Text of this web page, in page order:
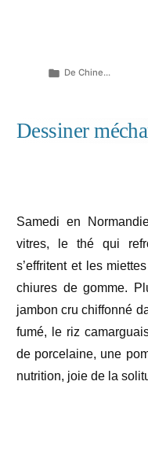
Publié
De Chine...
Dessiner
Samedi en
vitres, le thé qui
s’effritent et les
chiures de gomme.
jambon cru chiffonné
fumé, le riz
de porcelaine, une
nutrition, joie de la